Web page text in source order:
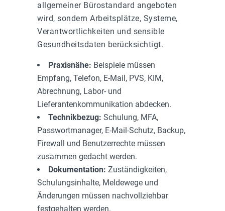
allgemeiner Bürostandard angeboten
wird, sondern Arbeitsplätze, Systeme,
Verantwortlichkeiten und sensible
Gesundheitsdaten berücksichtigt.
Praxisnähe: Beispiele müssen
Empfang, Telefon, E-Mail, PVS, KIM,
Abrechnung, Labor- und
Lieferantenkommunikation abdecken.
Technikbezug: Schulung, MFA,
Passwortmanager, E-Mail-Schutz, Backup,
Firewall und Benutzerrechte müssen
zusammen gedacht werden.
Dokumentation: Zuständigkeiten,
Schulungsinhalte, Meldewege und
Änderungen müssen nachvollziehbar
festgehalten werden.